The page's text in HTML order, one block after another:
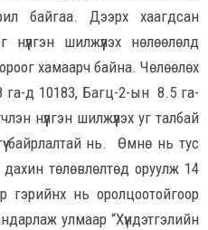
байгаа. Дээрх хаагдсан
шилжүүлэх нөлөөлөлд
хамаарч байна. Чөлөөлөх
д 10183, Багц-2-ын 8.5 га-
нүүлгэн шилжүүлэх уг талбай
байрлалтай нь. Өмнө нь тус
төлөвлөлтөд оруулж 14
гэрийнх нь оролцоотойгоор
улмаар “Хүндэтгэлийн